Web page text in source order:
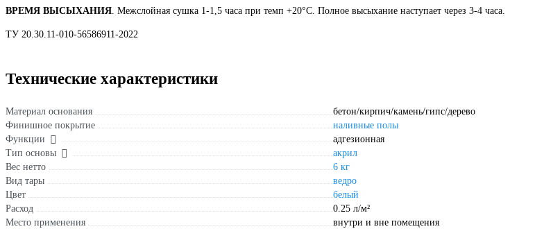
ВРЕМЯ ВЫСЫХАНИЯ. Межслойная сушка 1-1,5 часа при темп +20°С. Полное высыхание наступает через 3-4 часа.
ТУ 20.30.11-010-56586911-2022
Технические характеристики
Материал основания
бетон/кирпич/камень/гипс/дерево
Финишное покрытие
наливные полы
Функции
адгезионная
Тип основы
акрил
Вес нетто
6 кг
Вид тары
ведро
Цвет
белый
Расход
0.25 л/м²
Место применения
внутри и вне помещения